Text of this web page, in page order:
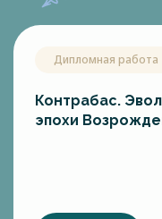
Дипломная работа
Контрабас.
эпохи